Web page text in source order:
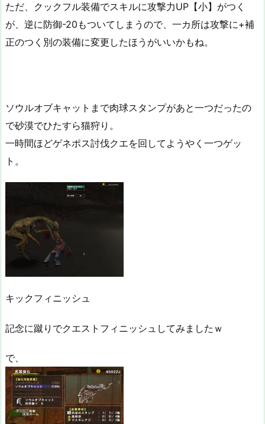
ただ、クックフル装備でスキルに攻撃力UP【小】がつく
が、逆に防御-20もついてしまうので、一カ所は攻撃に+補
正のつく別の装備に変更したほうがいいかもね。
ソウルオブキャットまで肉球スタンプがあと一つだったの
で砂漠でひたすら猫狩り。
一時間ほどゲネポス討伐クエを回してようやく一つゲッ
ト。
キックフィニッシュ
記念に蹴りでクエストフィニッシュしてみましたｗ
で、